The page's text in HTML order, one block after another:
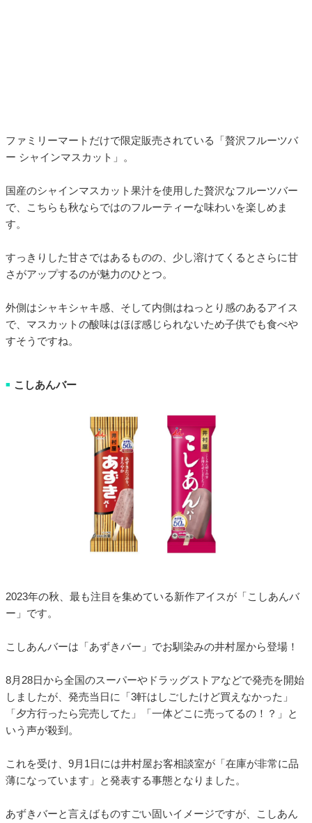
ファミリーマートだけで限定販売されている「贅沢フルーツバ
ー シャインマスカット」。
国産のシャインマスカット果汁を使用した贅沢なフルーツバー
で、こちらも秋ならではのフルーティーな味わいを楽しめま
す。
すっきりした甘さではあるものの、少し溶けてくるとさらに甘
さがアップするのが魅力のひとつ。
外側はシャキシャキ感、そして内側はねっとり感のあるアイス
で、マスカットの酸味はほぼ感じられないため子供でも食べや
すそうですね。
■ こしあんバー
2023年の秋、最も注目を集めている新作アイスが「こしあんバ
ー」です。
こしあんバーは「あずきバー」でお馴染みの井村屋から登場！
8月28日から全国のスーパーやドラッグストアなどで発売を開始
しましたが、発売当日に「3軒はしごしたけど買えなかった」
「夕方行ったら完売してた」「一体どこに売ってるの！？」と
いう声が殺到。
これを受け、9月1日には井村屋お客相談室が「在庫が非常に品
薄になっています」と発表する事態となりました。
あずきバーと言えばものすごい固いイメージですが、こしあん